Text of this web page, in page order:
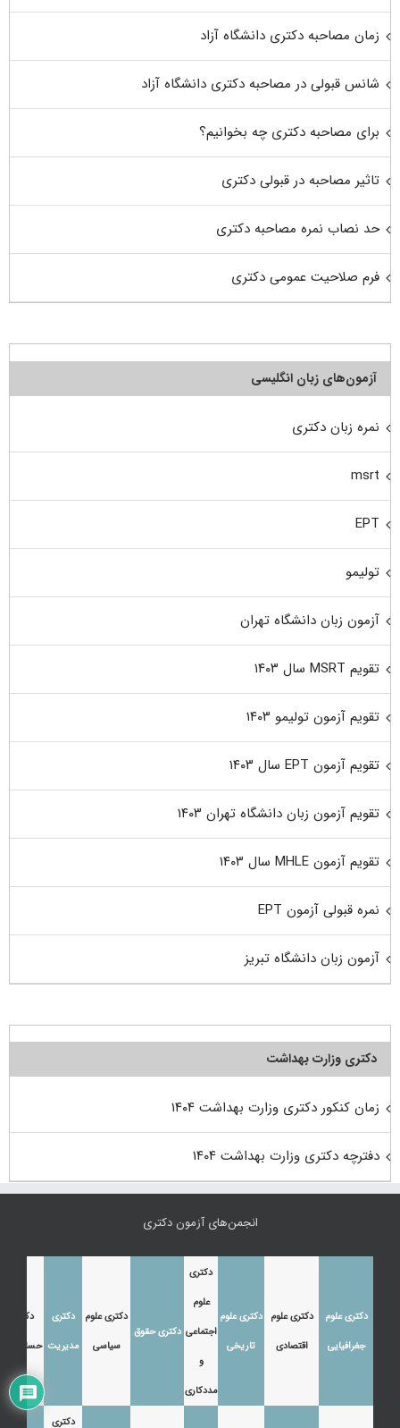
زمان مصاحبه دکتری دانشگاه آزاد
شانس قبولی در مصاحبه دکتری دانشگاه آزاد
برای مصاحبه دکتری چه بخوانیم؟
تاثیر مصاحبه در قبولی دکتری
حد نصاب نمره مصاحبه دکتری
فرم صلاحیت عمومی دکتری
آزمون‌های زبان انگلیسی
نمره زبان دکتری
msrt
EPT
تولیمو
آزمون زبان دانشگاه تهران
تقویم MSRT سال ۱۴۰۳
تقویم آزمون تولیمو ۱۴۰۳
تقویم آزمون EPT سال ۱۴۰۳
تقویم آزمون زبان دانشگاه تهران ۱۴۰۳
تقویم آزمون MHLE سال ۱۴۰۳
نمره قبولی آزمون EPT
آزمون زبان دانشگاه تبریز
دکتری وزارت بهداشت
زمان کنکور دکتری وزارت بهداشت ۱۴۰۴
دفترچه دکتری وزارت بهداشت ۱۴۰۴
انجمن‌های آزمون دکتری
دکتری علوم
جغرافیایی
دکتری علوم
اقتصادی
دکتری علوم
تاریخی
دکتری
علوم
اجتماعی
و
مددکاری
دکتری حقوق
دکتری علوم
سیاسی
دکتری
مدیریت
دکتری
حسابداری
دکتری